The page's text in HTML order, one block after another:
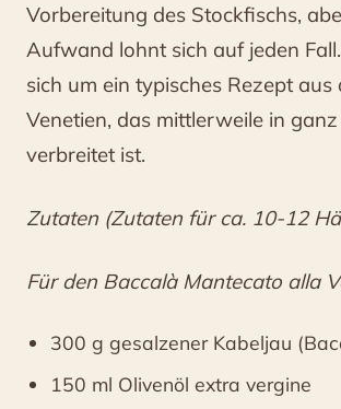
Vorbereitung des Stockfischs,
Aufwand lohnt sich auf jeden
sich um ein typisches Rezept aus
Venetien, das mittlerweile in
verbreitet ist.
Zutaten (Zutaten für ca. 10-12
Für den Baccalà Mantecato alla
300 g gesalzener Kabeljau
150 ml Olivenöl extra vergine